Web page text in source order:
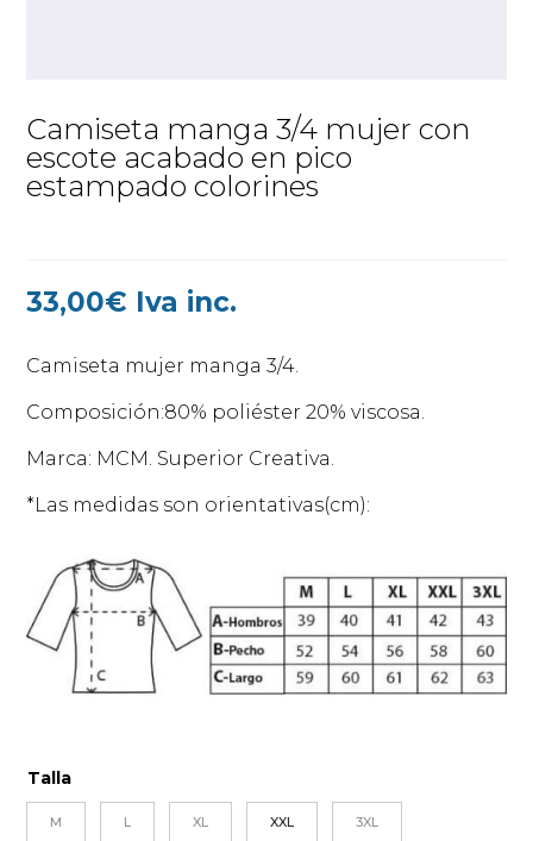
Camiseta manga 3/4 mujer con
escote acabado en pico
estampado colorines
33,00€ Iva inc.
Camiseta mujer manga 3/4.
Composición:80% poliéster 20% viscosa.
Marca: MCM. Superior Creativa.
*Las medidas son orientativas(cm):
Talla
M L XL XXL 3XL